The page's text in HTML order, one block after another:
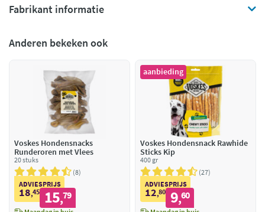
Fabrikant informatie
Anderen bekeken ook
Voskes Hondensnacks
Runderoren met Vlees
20 stuks
8
ADVIESPRIJS
18,45 15,79
aanbieding
Voskes Hondensnack Rawhide
Sticks Kip
400 gr
27
ADVIESPRIJS
12,80 9,60